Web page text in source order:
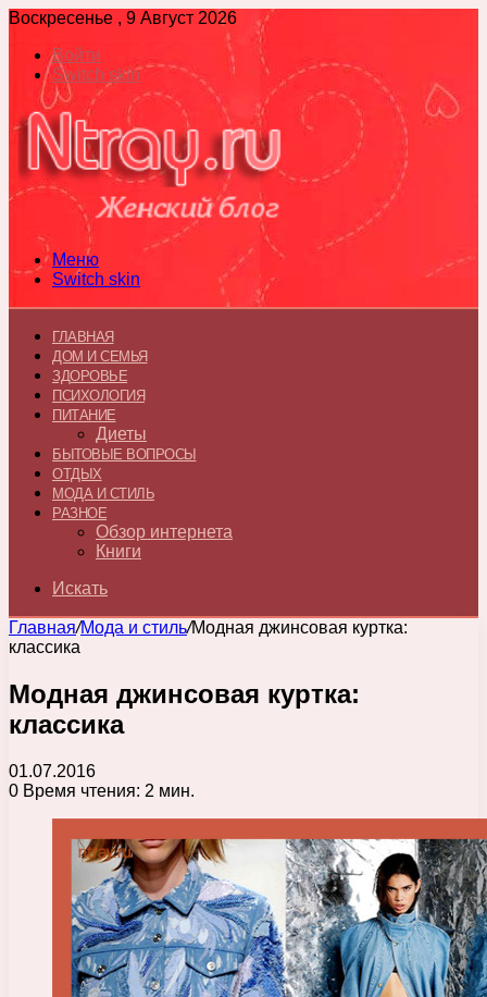
Воскресенье , 9 Август 2026
Войти
Switch skin
Меню
Switch skin
ГЛАВНАЯ
ДОМ И СЕМЬЯ
ЗДОРОВЬЕ
ПСИХОЛОГИЯ
ПИТАНИЕ
Диеты
БЫТОВЫЕ ВОПРОСЫ
ОТДЫХ
МОДА И СТИЛЬ
РАЗНОЕ
Обзор интернета
Книги
Искать
Главная/Мода и стиль/Модная джинсовая куртка:
классика
Модная джинсовая куртка:
классика
01.07.2016
0 Время чтения: 2 мин.